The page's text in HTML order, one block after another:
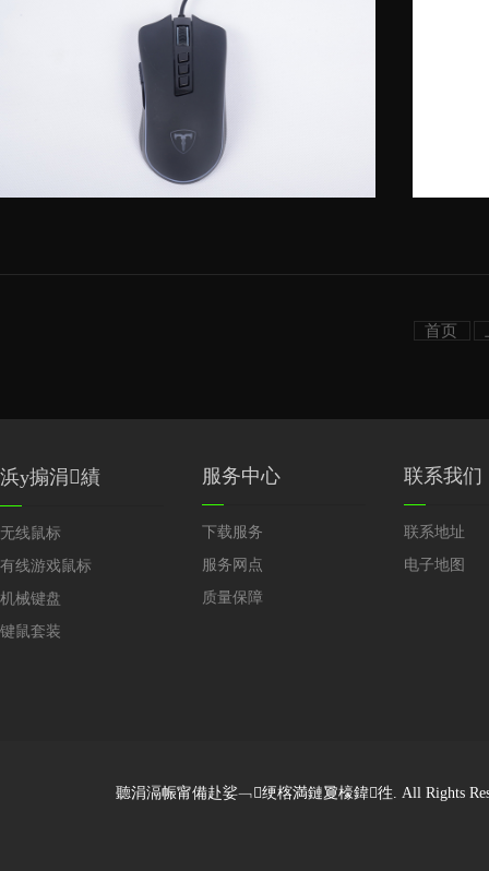
首页
浜у搧涓績
无线鼠标
有线游戏鼠标
机械键盘
键鼠套装
服务中心
下载服务
服务网点
质量保障
联系我们
联系地址
电子地图
聽涓滆帪甯備赴娑﹁绠楁満鏈夐檺鍏徃. All Rights